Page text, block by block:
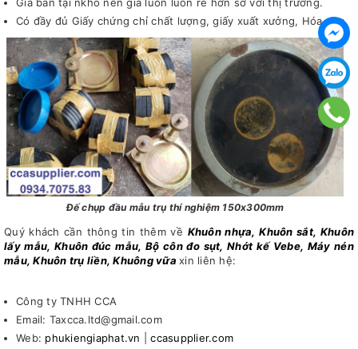
Giá bán tại nkho nên giá luôn luôn rẻ hơn sơ với thị trường.
Có đầy đủ Giấy chứng chỉ chất lượng, giấy xuất xưởng, Hóa đơn.
Đế chụp đầu mẫu trụ thí nghiệm 150x300mm
Quý khách cần thông tin thêm về Khuôn nhựa, Khuôn sắt, Khuôn
lấy mẫu, Khuôn đúc mẫu, Bộ côn đo sụt, Nhớt kế Vebe, Máy nén
mẫu, Khuôn trụ liền, Khuông vữa xin liên hệ:
Công ty TNHH CCA
Email: Taxcca.ltd@gmail.com
Web: phukiengiaphat.vn |ccasupplier.com